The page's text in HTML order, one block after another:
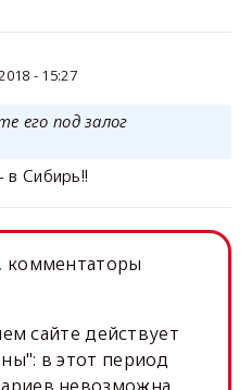
- 15:27
его под залог
в Сибирь!!
комментаторы
сайте действует
в этот период
невозможна.